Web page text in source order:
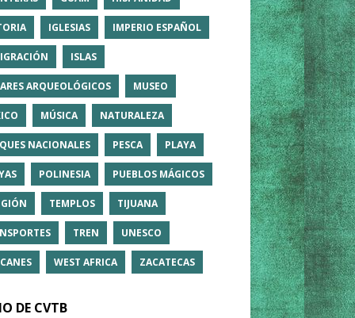
IGLESIAS IMPERIO ESPAÑOL
ISLAS
ARQUEOLÓGICOS MUSEO
MÚSICA NATURALEZA
NACIONALES PESCA PLAYA
POLINESIA PUEBLOS MÁGICOS
TEMPLOS TIJUANA
TREN UNESCO
WEST AFRICA ZACATECAS
DE CVTB